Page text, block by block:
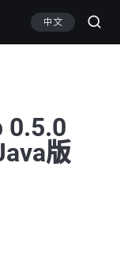
中文
0.5.0
版